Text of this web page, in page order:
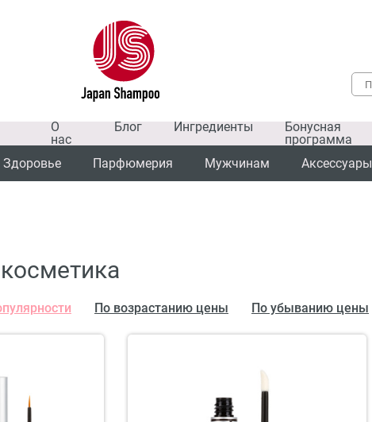
О
нас
Блог Ингредиенты
Бонусная
программа
Здоровье Парфюмерия Мужчинам Аксессуары
По возрастанию цены По убыванию цены